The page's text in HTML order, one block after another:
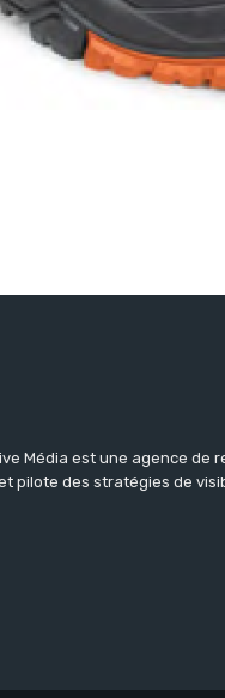
Média est une agence de
pilote des stratégies de